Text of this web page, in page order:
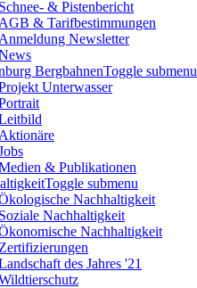
Schnee- & Pistenbericht
AGB & Tarifbestimmungen
Anmeldung Newsletter
BergbahnenToggle submenu
Unterwasser
Aktionäre
& Publikationen
Toggle submenu
Nachhaltigkeit
Soziale Nachhaltigkeit
Nachhaltigkeit
Zertifizierungen
des Jahres '21